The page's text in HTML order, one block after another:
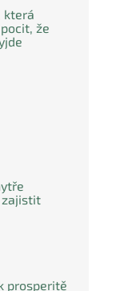
která
že
zajistit
prosperitě